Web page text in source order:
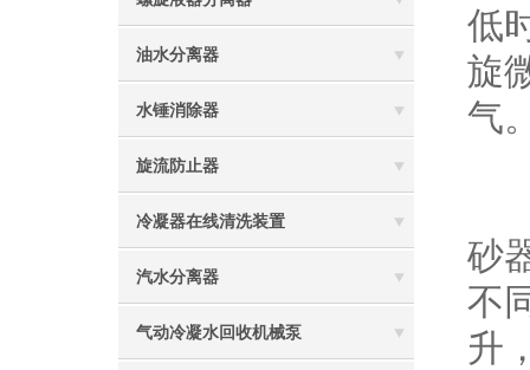
油水分离器
水锤消除器
旋流防止器
冷凝器在线清洗装置
汽水分离器
气动冷凝水回收机械泵
低
旋
气
砂
不
升